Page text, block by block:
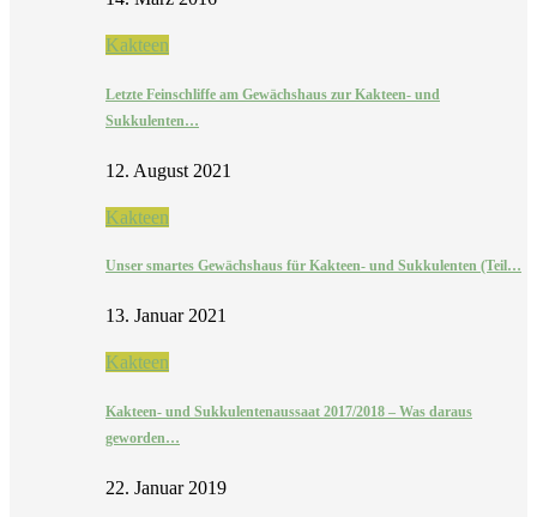
Kakteen
Letzte Feinschliffe am Gewächshaus zur Kakteen- und
Sukkulenten…
12. August 2021
Kakteen
Unser smartes Gewächshaus für Kakteen- und Sukkulenten (Teil…
13. Januar 2021
Kakteen
Kakteen- und Sukkulentenaussaat 2017/2018 – Was daraus
geworden…
22. Januar 2019